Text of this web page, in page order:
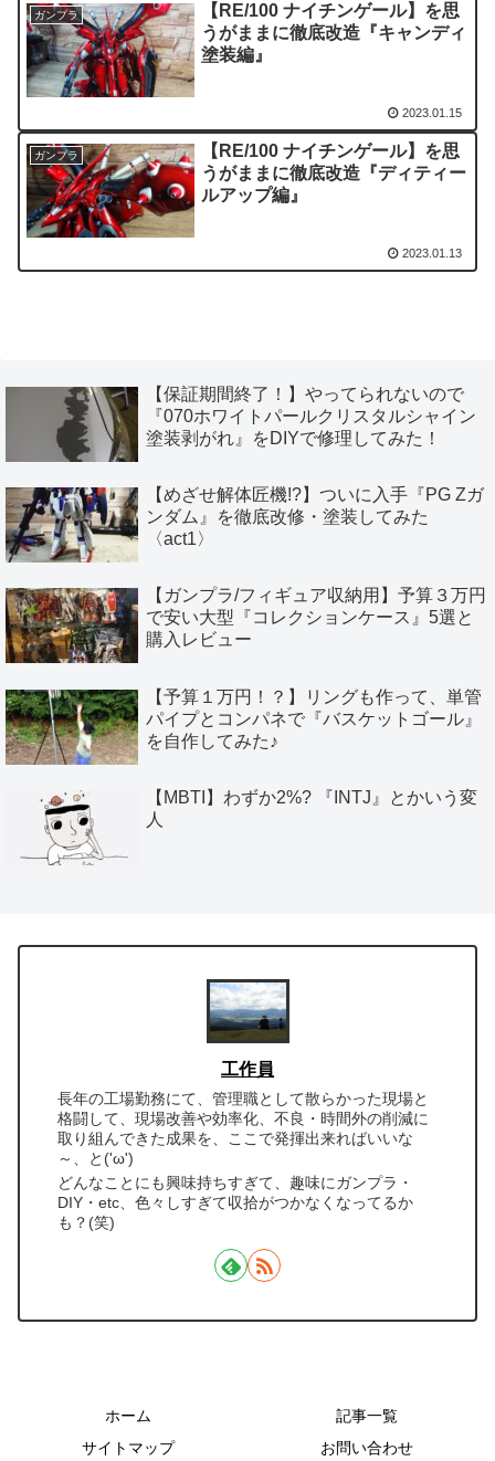
ガンプラ
【RE/100 ナイチンゲール】を思
うがままに徹底改造『キャンディ
塗装編』
2023.01.15
ガンプラ
【RE/100 ナイチンゲール】を思
うがままに徹底改造『ディティー
ルアップ編』
2023.01.13
【保証期間終了！】やってられないので
『070ホワイトパールクリスタルシャイン
塗装剥がれ』をDIYで修理してみた！
【めざせ解体匠機!?】ついに入手『PG Zガ
ンダム』を徹底改修・塗装してみた
〈act1〉
【ガンプラ/フィギュア収納用】予算３万円
で安い大型『コレクションケース』5選と
購入レビュー
【予算１万円！？】リングも作って、単管
パイプとコンパネで『バスケットゴール』
を自作してみた♪
【MBTI】わずか2%? 『INTJ』とかいう変
人
工作員
長年の工場勤務にて、管理職として散らかった現場と
格闘して、現場改善や効率化、不良・時間外の削減に
取り組んできた成果を、ここで発揮出来ればいいな
～、と('ω')
どんなことにも興味持ちすぎて、趣味にガンプラ・
DIY・etc、色々しすぎて収拾がつかなくなってるか
も？(笑)
ホーム
記事一覧
サイトマップ
お問い合わせ